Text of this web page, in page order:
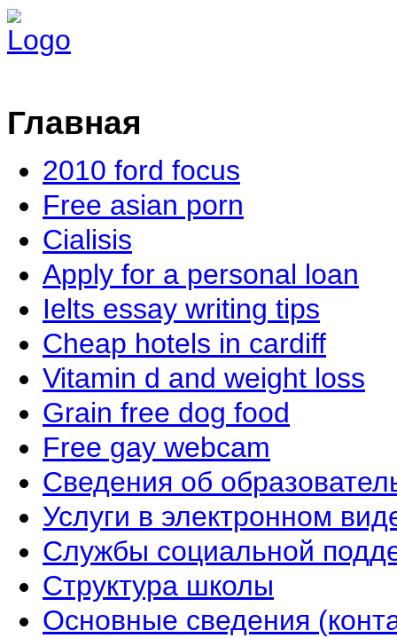
Главная
2010 ford focus
Free asian porn
Cialisis
Apply for a personal loan
Ielts essay writing tips
Cheap hotels in cardiff
Vitamin d and weight loss
Grain free dog food
Free gay webcam
Сведения об
Услуги в электронном
Службы социальной
Структура школы
Основные сведения